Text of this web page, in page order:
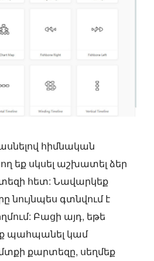
հիմնական
եք սկսել աշխատել ձեր
հետ: Նավարկեք
նույնպես գտնվում է
Բացի այդ, եթե
պահպանել կամ
քարտեզը, սեղմեք